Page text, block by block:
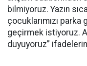
bilmiyoruz. Yazın
çocuklarımızı
geçirmek istiyoruz.
duyuyoruz”